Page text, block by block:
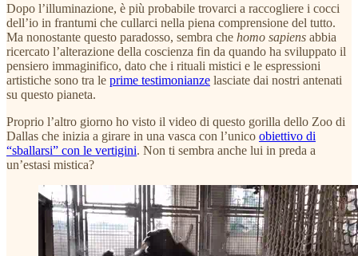
Dopo l’illuminazione, è più probabile trovarci a raccogliere i cocci
dell’io in frantumi che cullarci nella piena comprensione del tutto.
Ma nonostante questo paradosso, sembra che homo sapiens abbia
ricercato l’alterazione della coscienza fin da quando ha sviluppato il
pensiero immaginifico, dato che i rituali mistici e le espressioni
artistiche sono tra le prime testimonianze lasciate dai nostri antenati
su questo pianeta.
Proprio l’altro giorno ho visto il video di questo gorilla dello Zoo di
Dallas che inizia a girare in una vasca con l’unico obiettivo di
“sballarsi” con le vertigini. Non ti sembra anche lui in preda a
un’estasi mistica?